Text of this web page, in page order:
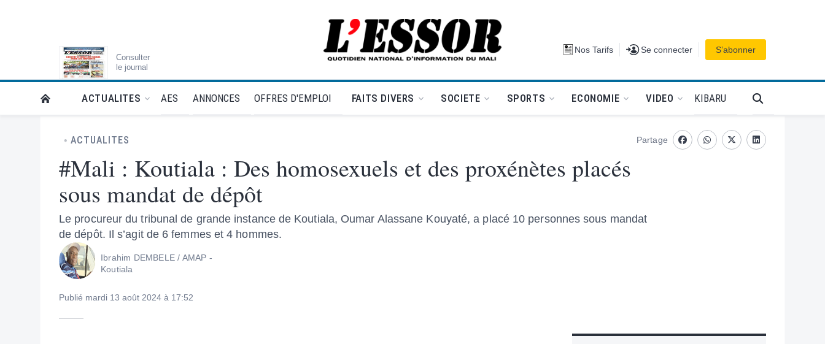
Consulter
le journal
L'Essor - retour à la une Nos Tarifs Se connecter
Se connecter S’abonner
RETOUR À LA PAGE D’ACCUEIL DE L'ESSOR
ACTUALITES AES ANNONCES OFFRES D'EMPLOI FAITS DIVERS SOCIETE SPORTS ECONOMIE VIDEO KIBARU
ACTUALITES
#Mali : Koutiala : Des homosexuels et des proxénètes placés
sous mandat de dépôt
Le procureur du tribunal de grande instance de Koutiala, Oumar Alassane Kouyaté, a placé 10 personnes sous mandat
de dépôt. Il s’agit de 6 femmes et 4 hommes.
Ibrahim DEMBELE / AMAP -
Koutiala
Publié mardi 13 août 2024 à 17:52
Partage
FacebookwhatsappTwitterLinkedin